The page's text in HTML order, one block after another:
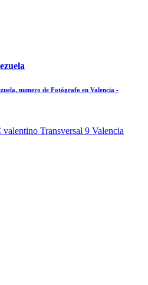
numero de Fotógrafo en Valencia -
Transversal 9 Valencia